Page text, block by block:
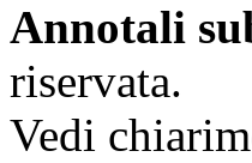
Annotali
riservata.
Vedi